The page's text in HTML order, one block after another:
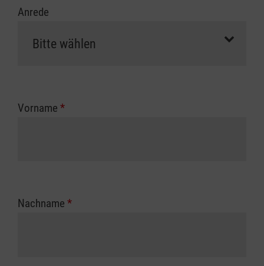
Anrede
Vorname *
Nachname *